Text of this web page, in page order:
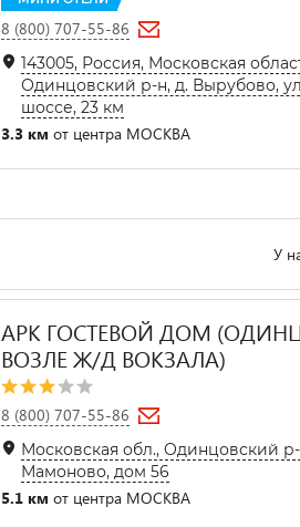
8 (800) 707-55-86
143005, Россия, Московская
Одинцовский р-н, д. Вырубово,
шоссе, 23 км
3.3 км от центра МОСКВА
У
АРК ГОСТЕВОЙ ДОМ
ВОЗЛЕ Ж/Д ВОКЗАЛА)
8 (800) 707-55-86
Московская обл., Одинцовский
Мамоново, дом 56
5.1 км от центра МОСКВА